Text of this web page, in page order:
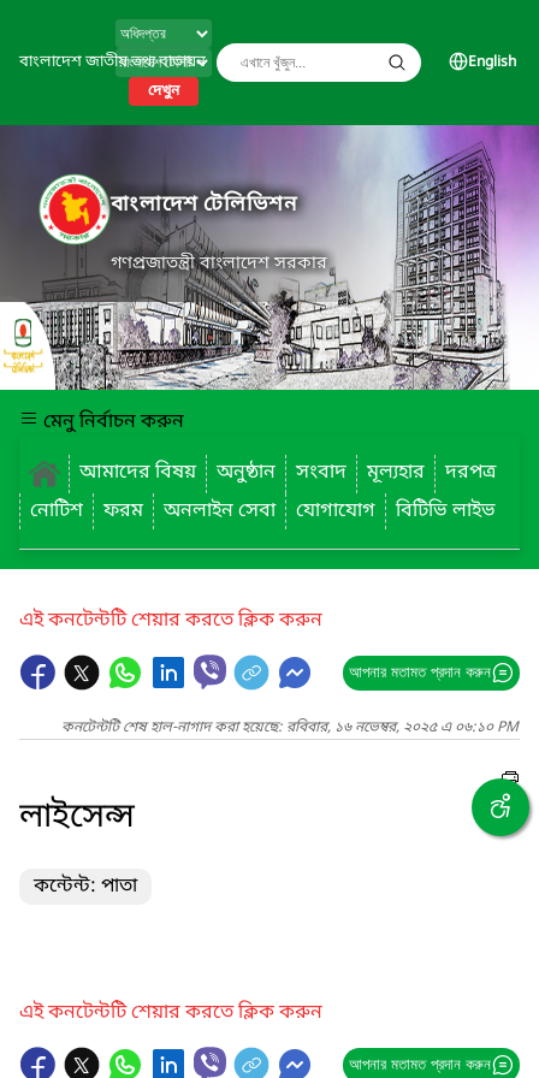
বাংলাদেশ জাতীয় তথ্য বাতায়ন
দেখুন
English
বাংলাদেশ টেলিভিশন
গণপ্রজাতন্ত্রী বাংলাদেশ সরকার
মেনু নির্বাচন করুন
আমাদের বিষয়
অনুষ্ঠান সংবাদ মূল্যহার
দরপত্র
নোটিশ
ফরম অনলাইন সেবা যোগাযোগ বিটিভি লাইভ
এই কনটেন্টটি শেয়ার করতে ক্লিক করুন
আপনার মতামত প্রদান করুন
কনটেন্টটি শেষ হাল-নাগাদ করা হয়েছে: রবিবার, ১৬ নভেম্বর, ২০২৫ এ ০৬:১০ PM
লাইসেন্স
কন্টেন্ট: পাতা
এই কনটেন্টটি শেয়ার করতে ক্লিক করুন
আপনার মতামত প্রদান করুন